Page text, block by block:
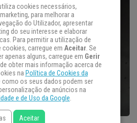
cookies necessários,
para melhorar a
do Utilizador, apresentar
do seu interesse e elaborar
Para permitir a utilização de
carregue em Aceitar. Se
apenas alguns, carregue em Gerir
obter mais informação acerca de
na Política de Cookies da
os seus dados podem ser
de anúncios na
e de Uso da Google.
Aceitar